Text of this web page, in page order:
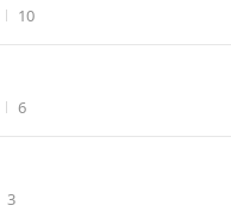
조회수
10
조회수
6
조회수
3